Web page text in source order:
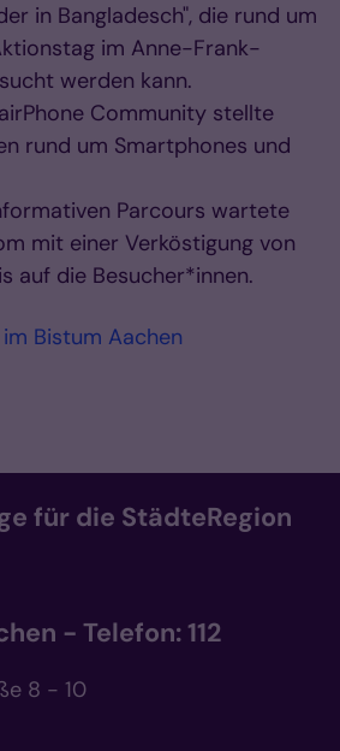
in Bangladesch", die rund um
im Anne-Frank-
werden kann.
Community stellte
rund um Smartphones und
Parcours wartete
mit einer Verköstigung von
auf die Besucher*innen.
Bistum Aachen
für die StädteRegion
- Telefon: 112
8 - 10